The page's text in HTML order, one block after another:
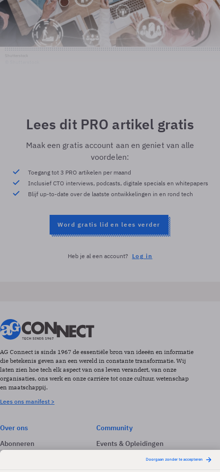
Lees dit PRO artikel gratis
Maak een gratis account aan en geniet van alle
voordelen:
Toegang tot 3 PRO artikelen per maand
Inclusief CTO interviews, podcasts, digitale specials en whitepapers
Blijf up-to-date over de laatste ontwikkelingen in en rond tech
Word gratis lid en lees verder
Heb je al een account? Log in
AG Connect is sinds 1967 de essentiële bron van ideeën en informatie
die betekenis geven aan een wereld in constante transformatie. Wij
laten zien hoe tech elk aspect van ons leven verandert, van onze
organisaties, ons werk en onze carrière tot onze cultuur, wetenschap
en maatschappij.
Lees ons manifest >
Over ons
Abonneren
Adverteren
Community
Events & Opleidingen